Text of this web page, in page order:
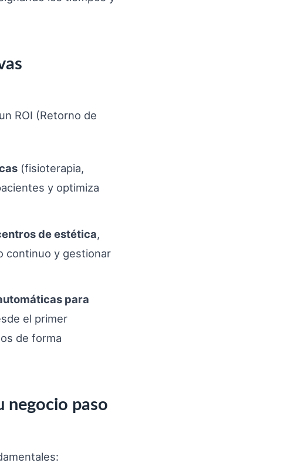
ROI (Retorno de
(fisioterapia,
y optimiza
de estética,
continuo y gestionar
para
el primer
de forma
negocio paso